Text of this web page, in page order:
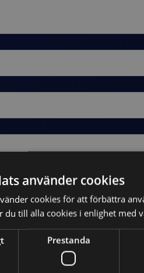
använder cookies
cookies för att förbättra
du till alla cookies i enlighet med
Prestanda